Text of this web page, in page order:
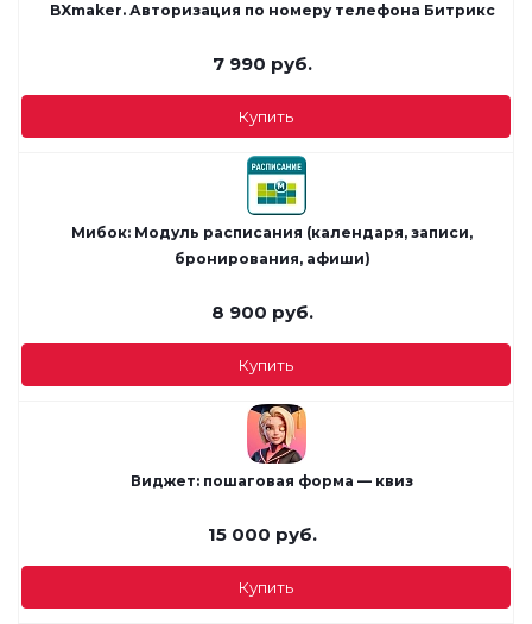
BXmaker. Авторизация по номеру телефона Битрикс
7 990 руб.
Купить
Мибок: Модуль расписания (календаря, записи,
бронирования, афиши)
8 900 руб.
Купить
Виджет: пошаговая форма — квиз
15 000 руб.
Купить